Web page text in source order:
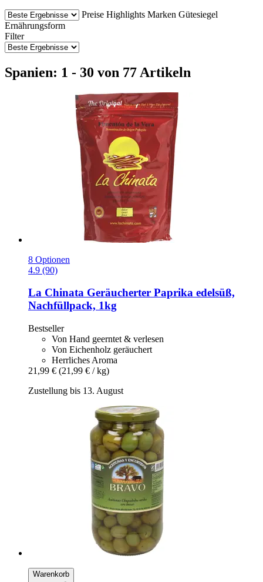
Preise Highlights Marken Gütesiegel
Ernährungsform
Filter
Spanien: 1 - 30 von 77 Artikeln
8 Optionen
4.9 (90)
La Chinata Geräucherter Paprika edelsüß,
Nachfüllpack, 1kg
Bestseller
Von Hand geerntet & verlesen
Von Eichenholz geräuchert
Herrliches Aroma
21,99 € (21,99 € / kg)
Zustellung bis 13. August
Warenkorb